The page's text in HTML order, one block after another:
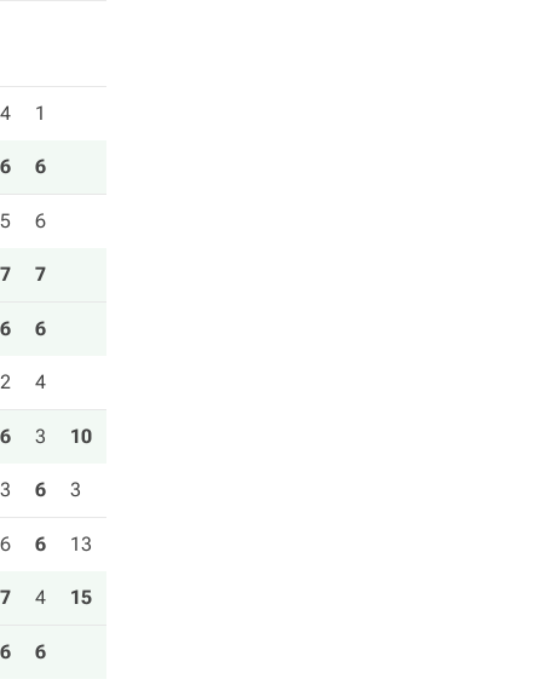
4 1
6 6
5 6
7 7
6 6
2 4
6 3 10
3 6 3
6 6 13
7 4 15
6 6